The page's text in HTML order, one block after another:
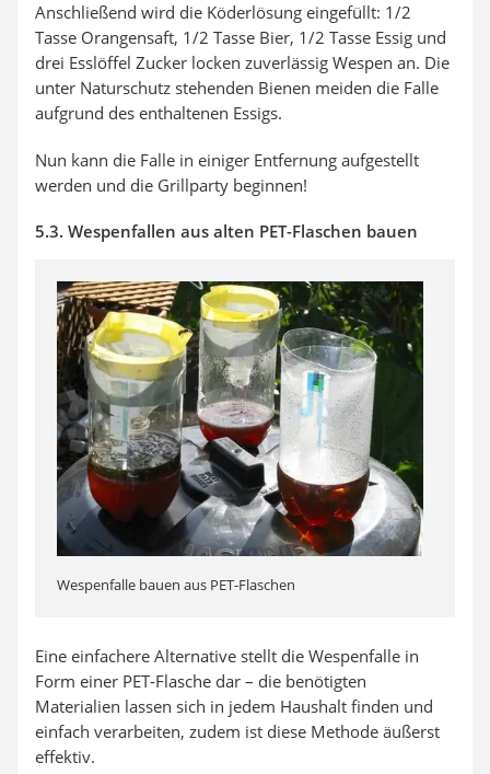
Anschließend wird die Köderlösung eingefüllt: 1/2
Tasse Orangensaft, 1/2 Tasse Bier, 1/2 Tasse Essig und
drei Esslöffel Zucker locken zuverlässig Wespen an. Die
unter Naturschutz stehenden Bienen meiden die Falle
aufgrund des enthaltenen Essigs.
Nun kann die Falle in einiger Entfernung aufgestellt
werden und die Grillparty beginnen!
5.3. Wespenfallen aus alten PET-Flaschen bauen
Wespenfalle bauen aus PET-Flaschen
Eine einfachere Alternative stellt die Wespenfalle in
Form einer PET-Flasche dar – die benötigten
Materialien lassen sich in jedem Haushalt finden und
einfach verarbeiten, zudem ist diese Methode äußerst
effektiv.